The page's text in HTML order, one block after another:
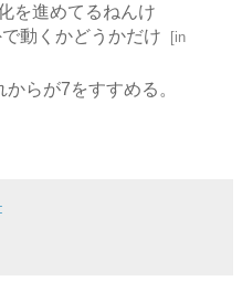
を進めてるねんけ
動くかどうかだけ [in
らが7をすすめる。